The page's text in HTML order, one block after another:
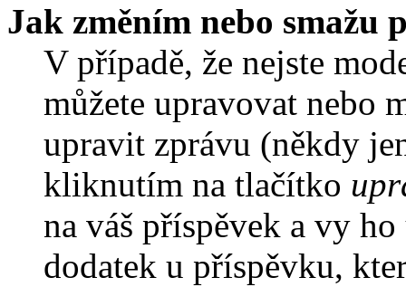
Jak změním nebo smažu
V případě, že nejste
můžete upravovat nebo
upravit zprávu (někdy
kliknutím na tlačítko
na váš příspěvek a vy
dodatek u příspěvku,